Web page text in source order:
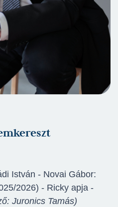
István - Novai Gábor:
2026) - Ricky apja -
Juronics Tamás)